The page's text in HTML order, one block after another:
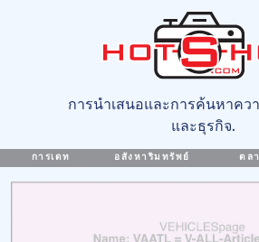
การนำเสนอและการค้นหาคว
และธุรกิจ.
การเดท อสังหาริมทรัพย์ ตล